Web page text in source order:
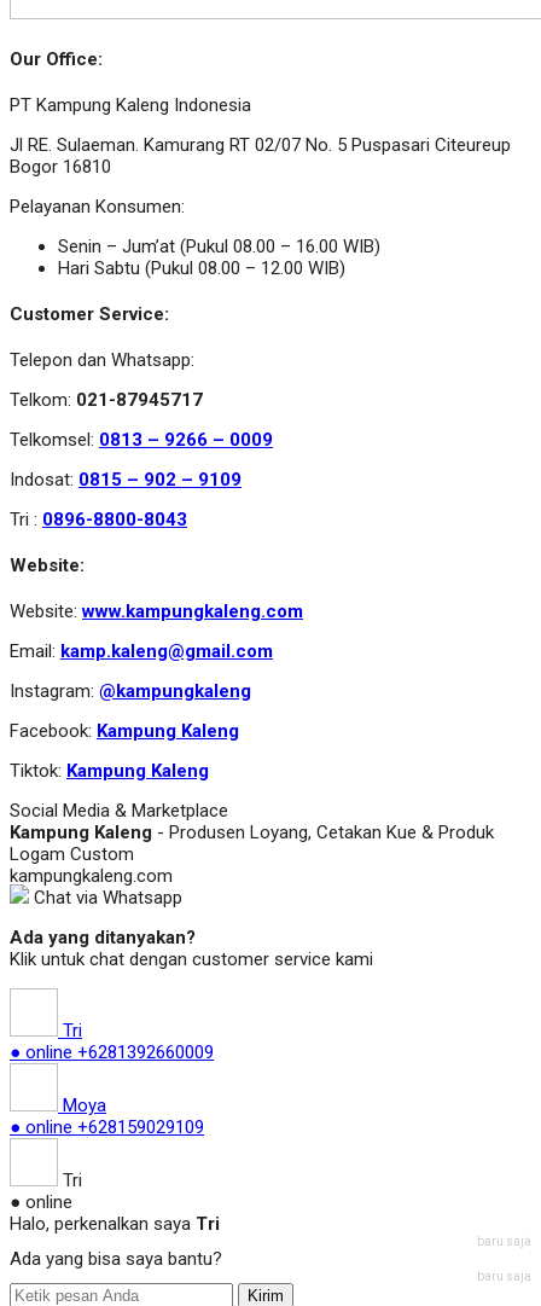
Our Office:
PT Kampung Kaleng Indonesia
Jl RE. Sulaeman. Kamurang RT 02/07 No. 5 Puspasari Citeureup
Bogor 16810
Pelayanan Konsumen:
Senin – Jum’at (Pukul 08.00 – 16.00 WIB)
Hari Sabtu (Pukul 08.00 – 12.00 WIB)
Customer Service:
Telepon dan Whatsapp:
Telkom: 021-87945717
Telkomsel: 0813 – 9266 – 0009
Indosat: 0815 – 902 – 9109
Tri : 0896-8800-8043
Website:
Website:www.kampungkaleng.com
Email: kamp.kaleng@gmail.com
Instagram: @kampungkaleng
Facebook: Kampung Kaleng
Tiktok: Kampung Kaleng
Social Media & Marketplace
Kampung Kaleng - Produsen Loyang, Cetakan Kue & Produk
Logam Custom
kampungkaleng.com
Chat via Whatsapp
Ada yang ditanyakan?
Klik untuk chat dengan customer service kami
Tri
● online +6281392660009
Moya
● online +628159029109
Tri
● online
Halo, perkenalkan saya Tri
baru saja
Ada yang bisa saya bantu?
baru saja
Kirim